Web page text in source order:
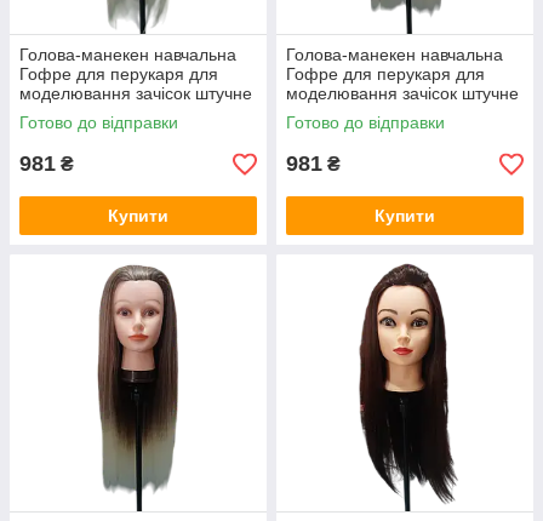
Голова-манекен навчальна
Гофре для перукаря для
моделювання зачісок штучне
волосся GLV-YAX3
Готово до відправки
981 ₴
Купити
Голова-манекен навчальна
Гофре для перукаря для
моделювання зачісок штучне
волосся GLV-YAX4
Готово до відправки
981 ₴
Купити